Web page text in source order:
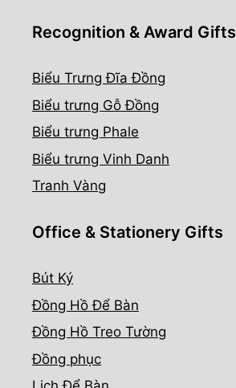
Recognition & Award Gifts
Biểu Trưng Đĩa Đồng
Biểu trưng Gỗ Đồng
Biểu trưng Phale
Biểu trưng Vinh Danh
Tranh Vàng
Office & Stationery Gifts
Bút Ký
Đồng Hồ Để Bàn
Đồng Hồ Treo Tường
Đồng phục